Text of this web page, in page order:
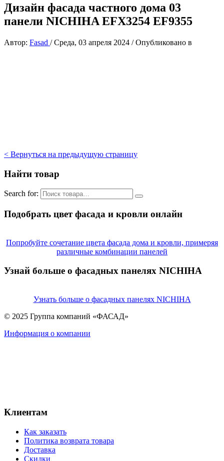
Дизайн фасада частного дома 03
панели NICHIHA EFX3254 EF9355
Автор: Fasad /Среда, 03 апреля 2024 /Опубликовано в
< Вернуться на предыдущую страницу
Найти товар
Search for:
Подобрать цвет фасада и кровли онлайн
Попробуйте сочетание цвета фасада дома и кровли, примеряя
различные комбинации панелей
Узнай больше о фасадных панелях NICHIHA
Узнать больше о фасадных панелях NICHIHA
© 2025 Группа компаний «ФАСАД»
Информация о компании
Клиентам
Как заказать
Политика возврата товара
Доставка
Скидки